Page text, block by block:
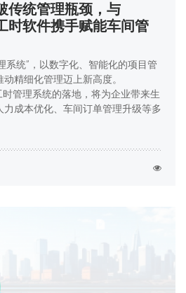
传统管理瓶颈，与
时软件携手赋能车间管
系统”，以数字化、智能化的项目管
精细化管理迈上新高度。
管理系统的落地，将为企业带来生
力成本优化、车间订单管理升级等多